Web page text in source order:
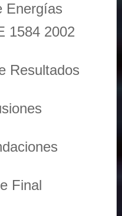
Energías
1584 2002
Resultados
Final